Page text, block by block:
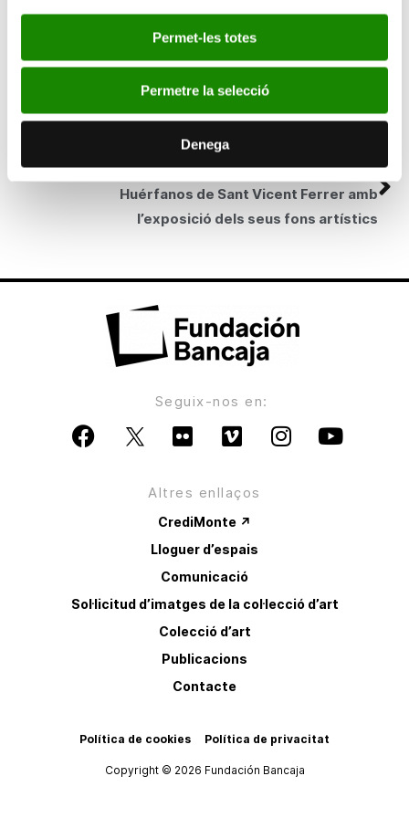
Permet-les totes
Permetre la selecció
Denega
Bancaixa ret homenatge al Colegio Imperial de
Huérfanos de Sant Vicent Ferrer amb
l’exposició dels seus fons artístics
euros per als seus projectes d’investigació
gràcies a les donacions solidàries dels visitants
del Betlem Bancaixa a Alcoi
Seguix-nos en:
Altres enllaços
CrediMonte ↗
Lloguer d’espais
Comunicació
Sol·licitud d’imatges de la col·lecció d’art
Colecció d’art
Publicacions
Contacte
Política de cookies Política de privacitat
Copyright © 2026 Fundación Bancaja